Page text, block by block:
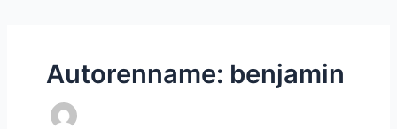
Autorenname: benjamin